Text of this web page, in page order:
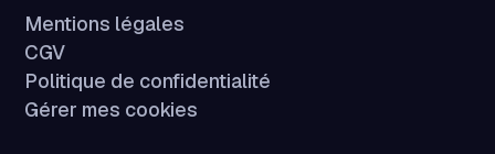
Mentions légales
CGV
Politique de confidentialité
Gérer mes cookies